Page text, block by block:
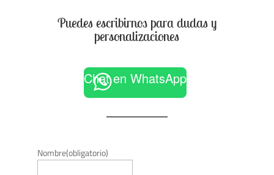
Puedes escribirnos para dudas y
personalizaciones
Chat en WhatsApp
Nombre(obligatorio)